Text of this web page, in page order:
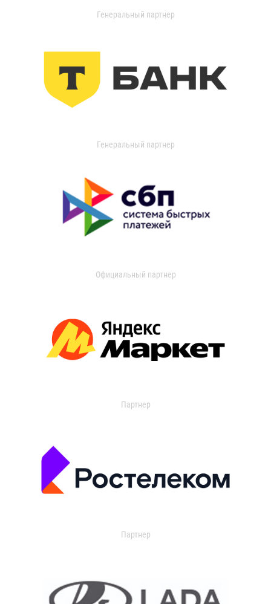
Генеральный партнер
Генеральный партнер
Официальный партнер
Партнер
Партнер